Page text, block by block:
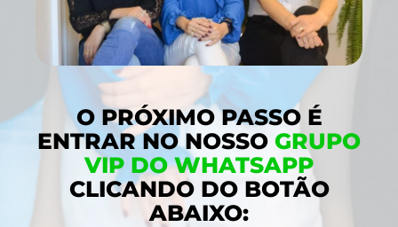
O PRÓXIMO PASSO É
ENTRAR NO NOSSO GRUPO
VIP DO WHATSAPP
CLICANDO DO BOTÃO
ABAIXO: